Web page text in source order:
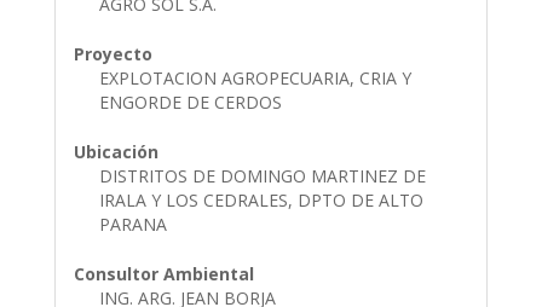
Proyecto
EXPLOTACION AGROPECUARIA, CRIA Y
ENGORDE DE CERDOS
Ubicación
DISTRITOS DE DOMINGO MARTINEZ DE
IRALA Y LOS CEDRALES, DPTO DE ALTO
PARANA
Consultor Ambiental
ING. ARG. JEAN BORJA